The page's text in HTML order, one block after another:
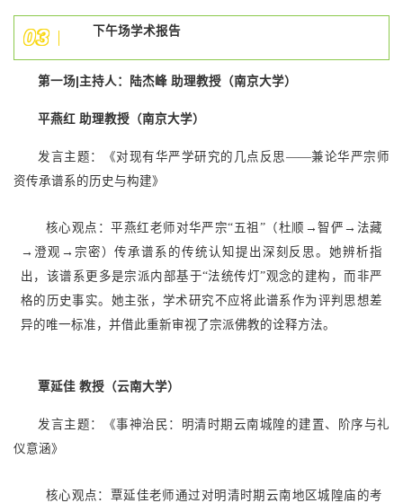
03 下午场学术报告
第一场|主持人：陆杰峰 助理教授（南京大学）
平燕红 助理教授（南京大学）
发言主题：《对现有华严学研究的几点反思——兼论华严宗师
资传承谱系的历史与构建》
核心观点：平燕红老师对华严宗“五祖”（杜顺→智俨→法藏
→澄观→宗密）传承谱系的传统认知提出深刻反思。她辨析指
出，该谱系更多是宗派内部基于“法统传灯”观念的建构，而非严
格的历史事实。她主张，学术研究不应将此谱系作为评判思想差
异的唯一标准，并借此重新审视了宗派佛教的诠释方法。
覃延佳 教授（云南大学）
发言主题：《事神治民：明清时期云南城隍的建置、阶序与礼
仪意涵》
核心观点：覃延佳老师通过对明清时期云南地区城隍庙的考